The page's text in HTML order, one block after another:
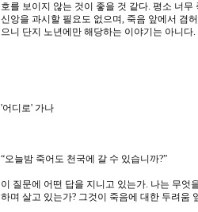
호를 보이지 않는 것이 좋을 것 같다. 평소 너
신앙을 과시할 필요도 없으며, 죽음 앞에서 겸
으니 단지 노년에만 해당하는 이야기는 아니다.
'어디로' 가나
“오늘밤 죽어도 천국에 갈 수 있습니까?”
이 질문에 어떤 답을 지니고 있는가. 나는 무엇
하며 살고 있는가? 그것이 죽음에 대한 두려움